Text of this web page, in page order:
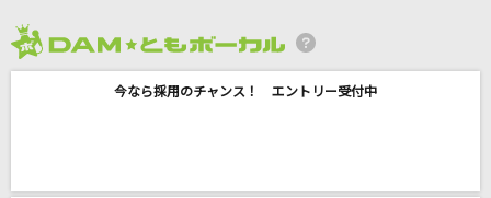
今なら採用のチャンス！ エントリー受付中